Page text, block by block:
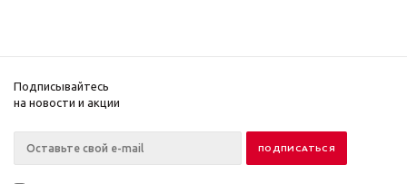
Подписывайтесь
на новости и акции